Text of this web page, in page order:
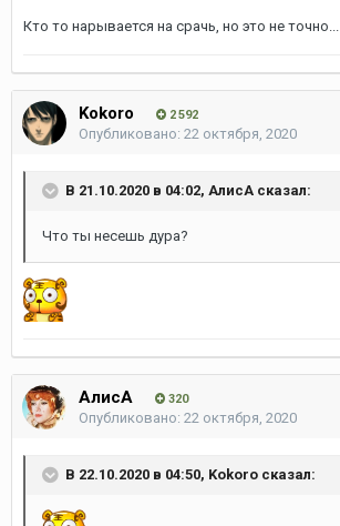
Кто то нарывается на срачь, но это не точно...
Kokoro 2 592
Опубликовано: 22 октября, 2020
В 21.10.2020 в 04:02, АлисА сказал:
Что ты несешь дура?
АлисА 320
Опубликовано: 22 октября, 2020
В 22.10.2020 в 04:50, Kokoro сказал: